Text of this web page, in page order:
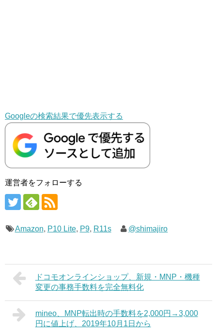
Googleの検索結果で優先表示する
運営者をフォローする
Amazon, P10 Lite, P9, R11s @shimajiro
ドコモオンラインショップ、新規・MNP・機種
変更の事務手数料を完全無料化
mineo、MNP転出時の手数料を2,000円→3,000
円に値上げ、2019年10月1日から